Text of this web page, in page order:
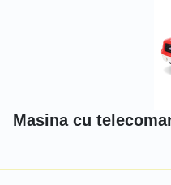
Masina cu